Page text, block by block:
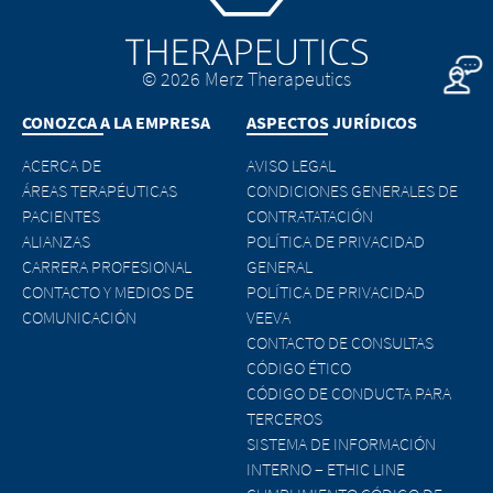
© 2026 Merz Therapeutics
CONOZCA A LA EMPRESA
ACERCA DE
ÁREAS TERAPÉUTICAS
PACIENTES
ALIANZAS
CARRERA PROFESIONAL
CONTACTO Y MEDIOS DE
COMUNICACIÓN
ASPECTOS JURÍDICOS
AVISO LEGAL
CONDICIONES GENERALES DE
CONTRATATACIÓN
POLÍTICA DE PRIVACIDAD
GENERAL
POLÍTICA DE PRIVACIDAD
VEEVA
CONTACTO DE CONSULTAS
CÓDIGO ÉTICO
CÓDIGO DE CONDUCTA PARA
TERCEROS
SISTEMA DE INFORMACIÓN
INTERNO – ETHIC LINE
políticas propias de cada página y rogamos
que nos notifique cualquier contenido ilegal
enlazado.
EXIT
URL
contenido de estos sitios web ni por las
consecuencias de su uso por parte de
los visitantes. No obstante, le rogamos
cualquier contenido ilegal de los sitios
CONTINUE TOURL